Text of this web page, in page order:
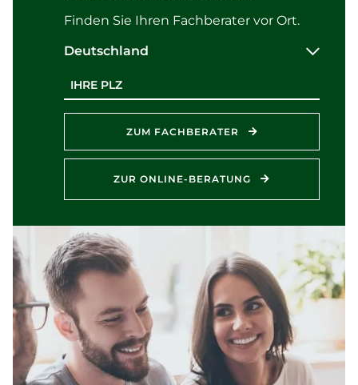
Finden Sie Ihren Fachberater vor Ort.
Deutschland
Postleitzahl
ZUM FACHBERATER
ZUR ONLINE-BERATUNG